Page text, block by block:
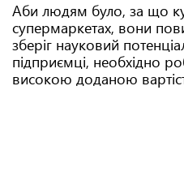
Аби людям було, за що
супермаркетах, вони
зберіг науковий
підприємці, необхідно
високою доданою